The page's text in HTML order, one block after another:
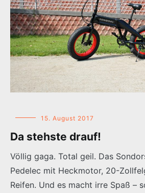
15. August 2017
Da stehste drauf!
Völlig gaga. Total geil. Das
Pedelec mit Heckmotor, 20-
Reifen. Und es macht irre Spaß –